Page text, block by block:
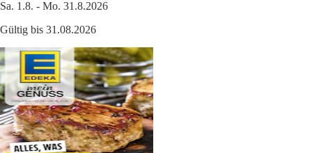
Sa. 1.8. - Mo. 31.8.2026
Gültig bis 31.08.2026